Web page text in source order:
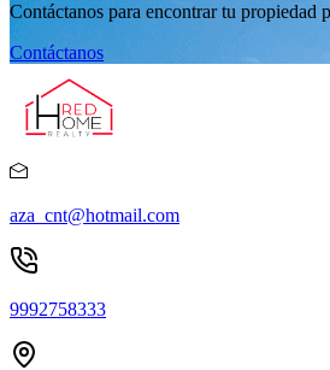
Contáctanos para encontrar tu propiedad
Contáctanos
aza_cnt@hotmail.com
9992758333